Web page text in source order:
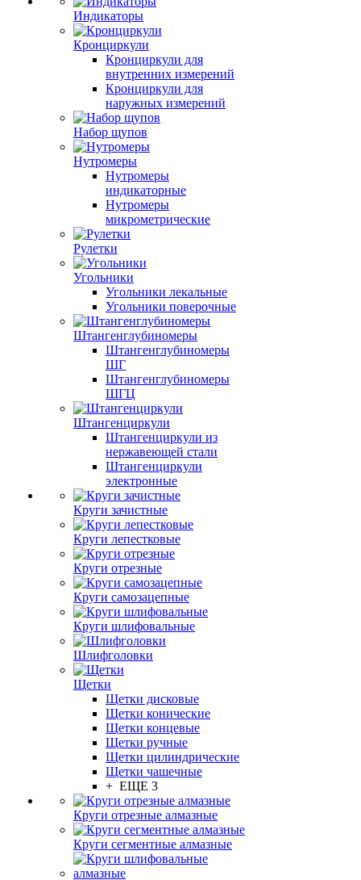
Индикаторы
Кронциркули
Кронциркули для
внутренних измерений
Кронциркули для
наружных измерений
Набор щупов
Нутромеры
Нутромеры
индикаторные
Нутромеры
микрометрические
Рулетки
Угольники
Угольники лекальные
Угольники поверочные
Штангенглубиномеры
Штангенглубиномеры
ШГ
Штангенглубиномеры
ШГЦ
Штангенциркули
Штангенциркули из
нержавеющей стали
Штангенциркули
электронные
Круги зачистные
Круги лепестковые
Круги отрезные
Круги самозацепные
Круги шлифовальные
Шлифголовки
Щетки
Щетки дисковые
Щетки конические
Щетки концевые
Щетки ручные
Щетки цилиндрические
Щетки чашечные
+ ЕЩЕ 3
Круги отрезные алмазные
Круги сегментные алмазные